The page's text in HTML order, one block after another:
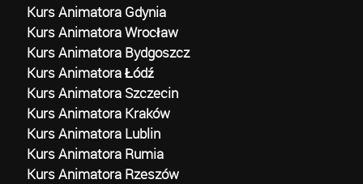
Kurs Animatora Gdynia
Kurs Animatora Wrocław
Kurs Animatora Bydgoszcz
Kurs Animatora Łódź
Kurs Animatora Szczecin
Kurs Animatora Kraków
Kurs Animatora Lublin
Kurs Animatora Rumia
Kurs Animatora Rzeszów